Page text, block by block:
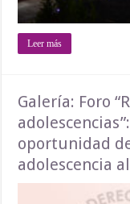
Leer más
Galería: Foro
oportunidad
adolescencia